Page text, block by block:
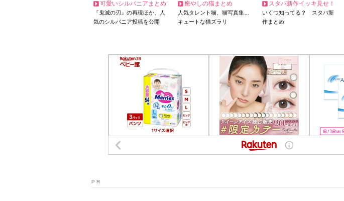
可愛いシルバニアまとめ
『鬼滅の刃』の再現ほか、人
気のシルバニア投稿を公開
癒やしの猫まとめ
人気タレント猫、猫写真集…
キュートな猫ズラリ
スタバ新作イッキ見せ！
いくつ知ってる？ スタバ新
作まとめ
P R